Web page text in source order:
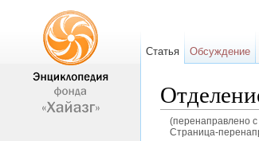
(перенаправлено с
Страница-
Статья Обсуждение